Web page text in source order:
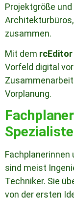
Projektgröße
zusammen.
Mit dem rcEditor
Vorfeld digital
Vorplanung.
Fachplanerinnen
sind meist
Techniker. Sie
von der ersten